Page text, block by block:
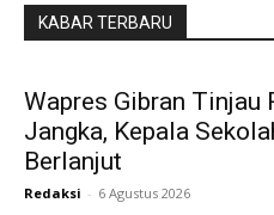
KABAR TERBARU
Wapres Gibran Tinjau
Jangka, Kepala
Berlanjut
Redaksi - 6 Agustus 2026